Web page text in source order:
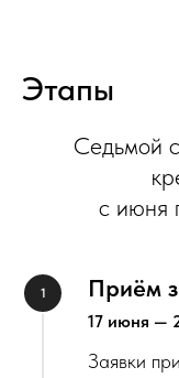
Этапы
Седьмой
с июня
Приём
17 июня —
Заявки